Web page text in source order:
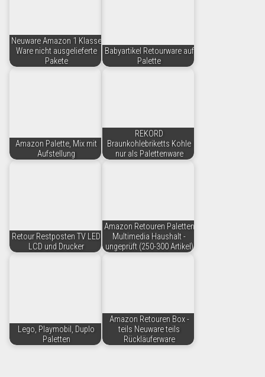
Neuware Amazon 1 Klasse
Ware nicht ausgelieferte
Pakete
Babyartikel Retourware auf
Palette
Amazon Palette, Mix mit
Aufstellung
REKORD
Braunkohlebriketts Kohle
nur als Palettenware
Retour Restposten TV LED
LCD und Drucker
Amazon Retouren Paletten
Multimedia Haushalt -
ungeprüft (250-300 Artikel)
Lego, Playmobil, Duplo
Paletten
Amazon Retouren Box -
teils Neuware teils
Rückläuferware